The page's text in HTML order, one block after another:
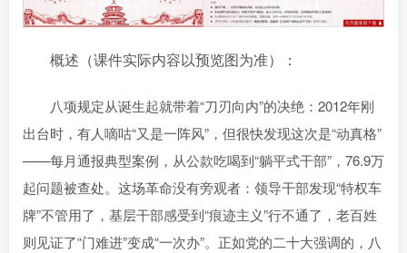
概述（课件实际内容以预览图为准）：
八项规定从诞生起就带着“刀刃向内”的决绝：2012年刚
出台时，有人嘀咕“又是一阵风”，但很快发现这次是“动真格”
——每月通报典型案例，从公款吃喝到“躺平式干部”，76.9万
起问题被查处。这场革命没有旁观者：领导干部发现“特权车
牌”不管用了，基层干部感受到“痕迹主义”行不通了，老百姓
则见证了“门难进”变成“一次办”。正如党的二十大强调的，八